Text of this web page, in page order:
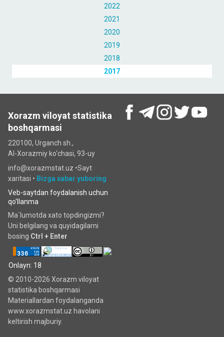
2022
2021
2020
2019
2018
2017
Xorazm viloyat statistika
boshqarmasi
220100, Urganch sh.,
Al-Xorazmiy ko‘chаsi, 93-uy
info@xorazmstat.uz •Sayt
xaritasi • Bizga xabar yuboring
Veb-saytdan foydalanish uchun
qo'llanma
Ma`lumotda xato topdingizmi?
Uni belgilang va quyidagilarni
bosing Ctrl + Enter
Onlayn: 18
© 2010-2026 Xorazm viloyat
statistika boshqarmasi
Materiallardan foydalanganda
www.xorazmstat.uz havolani
keltirish majburiy.